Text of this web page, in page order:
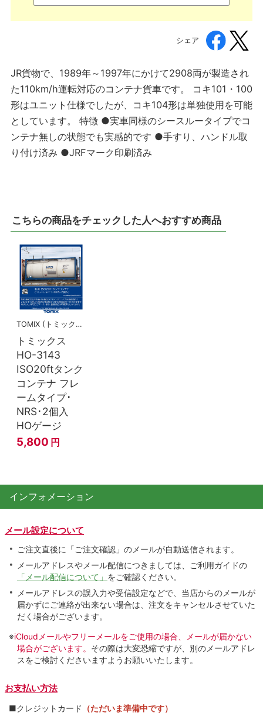
シェア
JR貨物で、1989年～1997年にかけて2908両が製造され
た110km/h運転対応のコンテナ貨車です。 コキ101・100
形はユニット仕様でしたが、コキ104形は単独使用を可能
としています。 特徴 ●実車同様のシースルータイプでコ
ンテナ無しの状態でも実感的です ●手すり、ハンドル取
り付け済み ●JRFマーク印刷済み
こちらの商品をチェックした人へおすすめ商品
TOMIX (トミックス)
トミックス
HO-3143
ISO20ftタンク
コンテナ フレ
ームタイプ･
NRS･2個入
HOゲージ
5,800 円
インフォメーション
メール設定について
ご注文直後に「ご注文確認」のメールが自動送信されます。
メールアドレスやメール配信につきましては、ご利用ガイドの
「メール配信について」 をご確認ください。
メールアドレスの誤入力や受信設定などで、当店からのメールが
届かずにご連絡が出来ない場合は、注文をキャンセルさせていた
だく場合がございます。
※iCloudメールやフリーメールをご使用の場合、メールが届かない
場合がございます。 その際は大変恐縮ですが、別のメールアドレ
スをご検討くださいますようお願いいたします。
お支払い方法
■クレジットカード （ただいま準備中です）